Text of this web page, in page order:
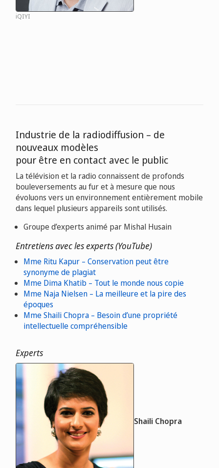
iQIYI
Industrie de la radiodiffusion – de
nouveaux modèles
pour être en contact avec le public
La télévision et la radio connaissent de profonds
bouleversements au fur et à mesure que nous
évoluons vers un environnement entièrement mobile
dans lequel plusieurs appareils sont utilisés.
Groupe d’experts animé par Mishal Husain
Entretiens avec les experts (YouTube)
Mme Ritu Kapur – Conservation peut être
synonyme de plagiat
Mme Dima Khatib – Tout le monde nous copie
Mme Naja Nielsen – La meilleure et la pire des
époques
Mme Shaili Chopra – Besoin d’une propriété
intellectuelle compréhensible
Experts
Shaili Chopra